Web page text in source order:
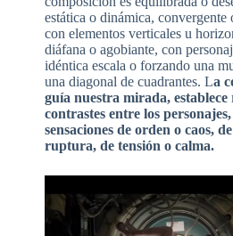
estática o dinámica, convergente
con elementos verticales u
diáfana o agobiante, con
idéntica escala o forzando una
una diagonal de cuadrantes. La
guía nuestra mirada, establece
contrastes entre los
sensaciones de orden o caos,
ruptura, de tensión o calma.